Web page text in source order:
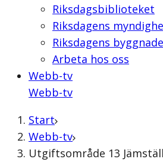
Riksdagsbiblioteket
Riksdagens
Riksdagens
Arbeta hos oss
Webb-tv
Webb-tv
Start
Webb-tv
Utgiftsområde 13